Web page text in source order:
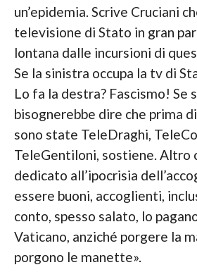
un’epidemia. Scrive Cruciani
televisione di Stato in gran
lontana dalle incursioni di
Se la sinistra occupa la tv di
Lo fa la destra? Fascismo! Se
bisognerebbe dire che prima
sono state TeleDraghi,
TeleGentiloni, sostiene. Altro
dedicato all’ipocrisia
essere buoni, accoglienti,
conto, spesso salato, lo
Vaticano, anziché porgere la
porgono le manette».